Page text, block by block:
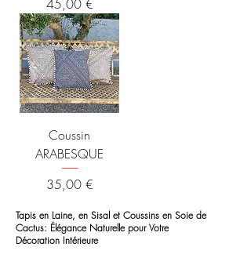
45,00 €
Coussin
ARABESQUE
Prix
35,00 €
Tapis en Laine, en Sisal et Coussins en Soie de
Cactus: Élégance Naturelle pour Votre
Décoration Intérieure